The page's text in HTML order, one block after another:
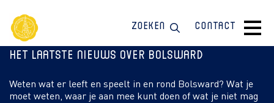
Zoeken Contact
Het laatste nieuws over Bolsward
Weten wat er leeft en speelt in en rond Bolsward? Wat je
moet weten, waar je aan mee kunt doen of wat je niet mag